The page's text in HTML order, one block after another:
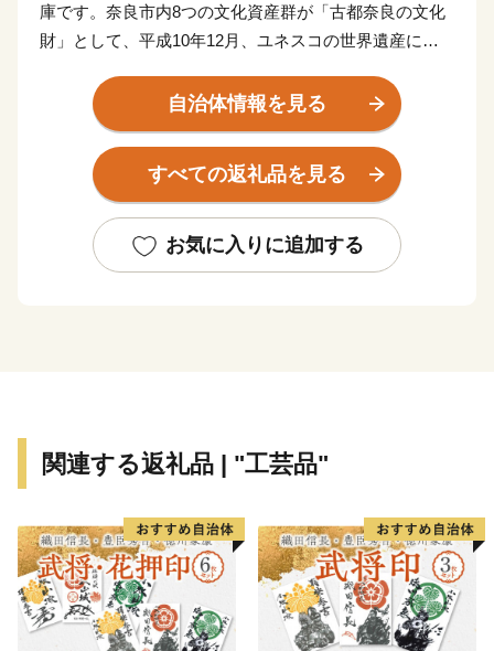
庫です。奈良市内8つの文化資産群が「古都奈良の文化
財」として、平成10年12月、ユネスコの世界遺産に登
の宝を前にしたとき、悠久のときをこえたその美しさ・
力強さに心を奪われます。 もっと多くの人と、この感
動を分かちあいたい。
ふるさと納税制度の活用も含め、奈良市はこれからも歴
のご寄附をよろしくお願いします。
自治体情報を見る
すべての返礼品を見る
お気に入りに追加する
関連する返礼品 | "工芸品"